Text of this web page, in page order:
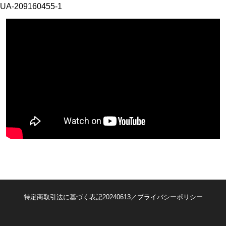
UA-209160455-1
特定商取引法に基づく表記20240613／プライバシーポリシー